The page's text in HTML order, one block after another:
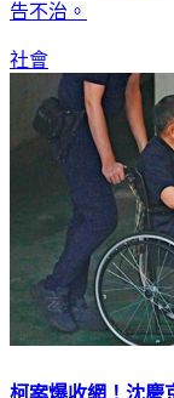
告不治。
社會
柯案爆收網！沈